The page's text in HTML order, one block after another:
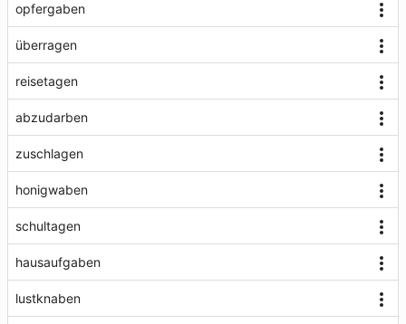
opfergaben
überragen
reisetagen
abzudarben
zuschlagen
honigwaben
schultagen
hausaufgaben
lustknaben